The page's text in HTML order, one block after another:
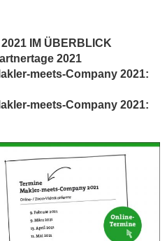
IM ÜBERBLICK
2021
meets-Company 2021:
meets-Company 2021: